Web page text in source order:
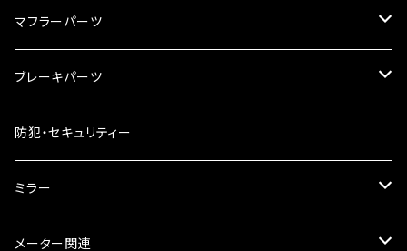
ハードケース
タンクシール
ケミカル
4スト用エンジンオイル
2スト用エンジンオイル
ギアオイル
オイルクーラー
ラジエーター
マフラーパーツ
マフラーガード
バンテージタイプ
スリップオン
サイレンサー
ブレーキパーツ
ブレーキシュー
ブレーキパット
ブレーキオイル
防犯・セキュリティー
ミラー
ミラー本体
メーター関連